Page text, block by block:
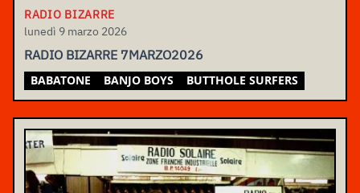
RADIO BIZARRE
lunedì 9 marzo 2026
RADIO BIZARRE 7MARZO2026
BABATONE BANJO BOYS BUTTHOLE SURFERS